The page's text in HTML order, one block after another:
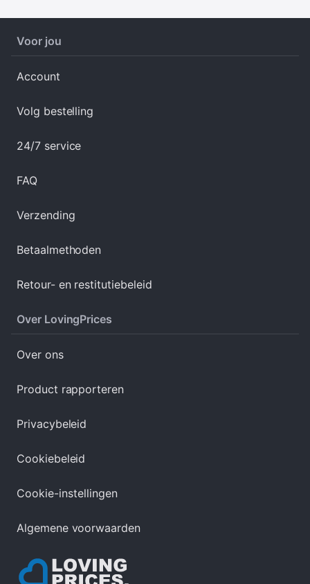
Voor jou
Account
Volg bestelling
24/7 service
FAQ
Verzending
Betaalmethoden
Retour- en restitutiebeleid
Over LovingPrices
Over ons
Product rapporteren
Privacybeleid
Cookiebeleid
Cookie-instellingen
Algemene voorwaarden